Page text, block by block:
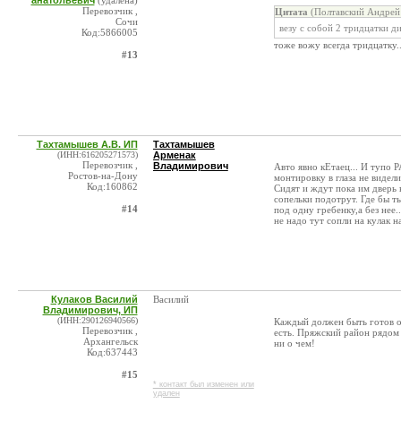
Перевозчик ,
Сочи
Код:5866005
#13
Цитата (Полтавский
везу с собой 2 тридцатки
тоже вожу всегда
Тахтамышев А.В. ИП
(ИНН:616205271573)
Перевозчик ,
Ростов-на-Дону
Код:160862
#14
Тахтамышев
Арменак
Владимирович
Авто явно кЕтаец... И тупо
монтировку в глаза не
Сидят и ждут пока им дверь
сопельки подотрут. Где бы
под одну гребенку,а без
не надо тут сопли на кулак
Кулаков Василий
Владимирович, ИП
(ИНН:290126940566)
Перевозчик ,
Архангельск
Код:637443
#15
Василий
* контакт был изменен или
удален
Каждый должен быть готов
есть. Пряжский район рядом
ни о чем!